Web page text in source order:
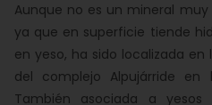
Aunque no es un mineral
ya que en superficie tiende
en yeso, ha sido localizada en
del complejo Alpujárride en
También asociada a yesos